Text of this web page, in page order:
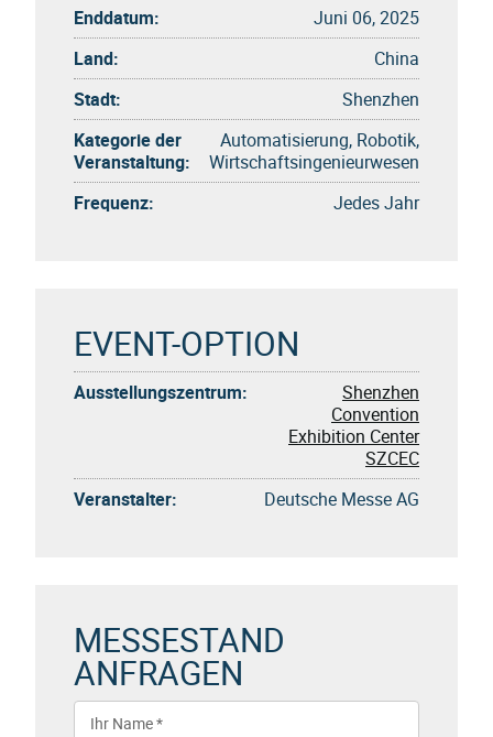
Enddatum:
Juni 06, 2025
Land:
China
Stadt:
Shenzhen
Kategorie der
Veranstaltung:
Automatisierung, Robotik,
Wirtschaftsingenieurwesen
Frequenz:
Jedes Jahr
EVENT-OPTION
Ausstellungszentrum:
Shenzhen
Convention
Exhibition Center
SZCEC
Veranstalter:
Deutsche Messe AG
MESSESTAND
ANFRAGEN